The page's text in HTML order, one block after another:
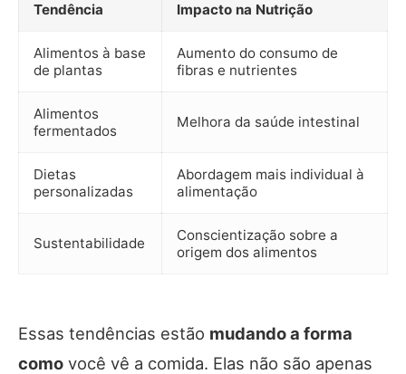
Tendência Impacto na Nutrição
Alimentos à base
de plantas
Aumento do consumo de
fibras e nutrientes
Alimentos
fermentados
Melhora da saúde intestinal
Dietas
personalizadas
Abordagem mais individual à
alimentação
Sustentabilidade
Conscientização sobre a
origem dos alimentos
Essas tendências estão mudando a forma
como você vê a comida. Elas não são apenas